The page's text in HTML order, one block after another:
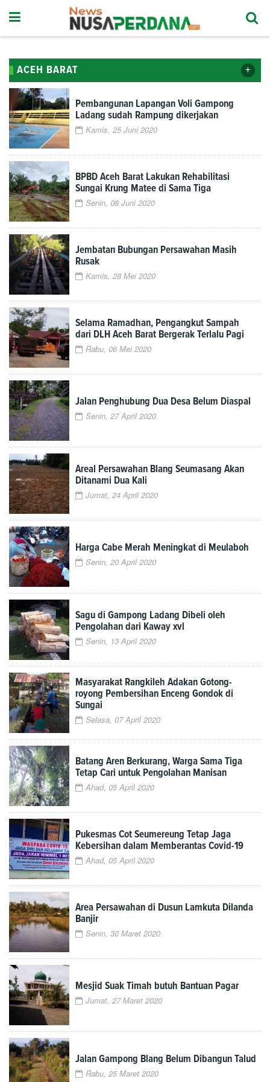
ACEH BARAT +
Pembangunan Lapangan Voli Gampong
Ladang sudah Rampung dikerjakan
Kamis, 25 Juni 2020
BPBD Aceh Barat Lakukan Rehabilitasi
Sungai Krung Matee di Sama Tiga
Senin, 08 Juni 2020
Jembatan Bubungan Persawahan Masih
Rusak
Kamis, 28 Mei 2020
Selama Ramadhan, Pengangkut Sampah
dari DLH Aceh Barat Bergerak Terlalu Pagi
Rabu, 06 Mei 2020
Jalan Penghubung Dua Desa Belum Diaspal
Senin, 27 April 2020
Areal Persawahan Blang Seumasang Akan
Ditanami Dua Kali
Jumat, 24 April 2020
Harga Cabe Merah Meningkat di Meulaboh
Senin, 20 April 2020
Sagu di Gampong Ladang Dibeli oleh
Pengolahan dari Kaway xvl
Senin, 13 April 2020
Masyarakat Rangkileh Adakan Gotong-
royong Pembersihan Enceng Gondok di
Sungai
Selasa, 07 April 2020
Batang Aren Berkurang, Warga Sama Tiga
Tetap Cari untuk Pengolahan Manisan
Ahad, 05 April 2020
Pukesmas Cot Seumereung Tetap Jaga
Kebersihan dalam Memberantas Covid-19
Ahad, 05 April 2020
Area Persawahan di Dusun Lamkuta Dilanda
Banjir
Senin, 30 Maret 2020
Mesjid Suak Timah butuh Bantuan Pagar
Jumat, 27 Maret 2020
Jalan Gampong Blang Belum Dibangun Talud
Rabu, 25 Maret 2020